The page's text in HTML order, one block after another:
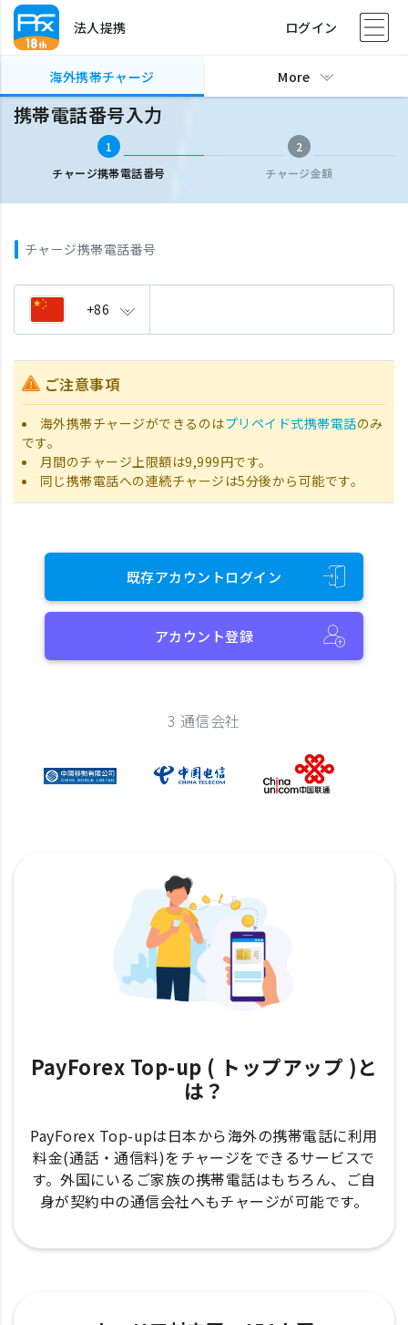
法人提携 ログイン
海外携帯チャージ More
海外携帯チャージ 携帯電話番号入力
携帯電話番号入力
1
チャージ携帯電話番号
2
チャージ金額
チャージ携帯電話番号
+86
ご注意事項
海外携帯チャージができるのはプリペイド式携帯電話のみ
です。
月間のチャージ上限額は9,999円です。
同じ携帯電話への連続チャージは5分後から可能です。
既存アカウントログイン
アカウント登録
3 通信会社
PayForex Top-up ( トップアップ )と
は？
PayForex Top-upは日本から海外の携帯電話に利用
料金(通話・通信料)をチャージをできるサービスで
す。外国にいるご家族の携帯電話はもちろん、ご自
身が契約中の通信会社へもチャージが可能です。